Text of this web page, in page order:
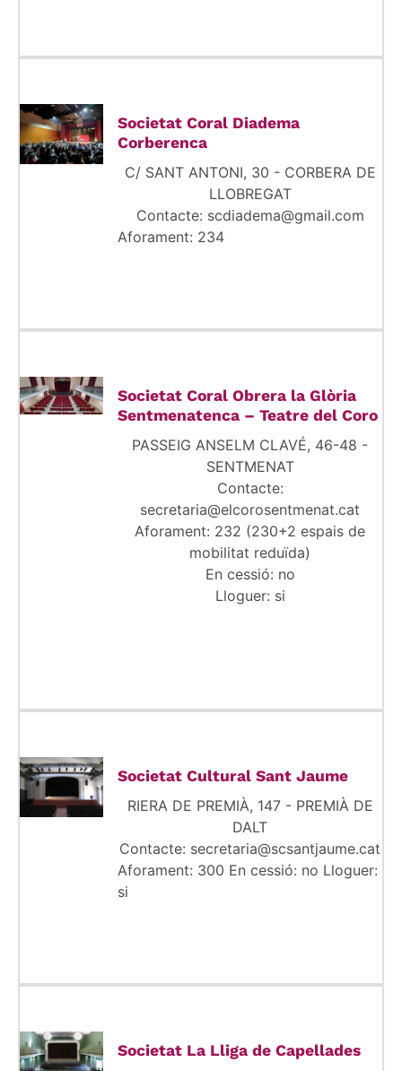
Societat Coral Diadema
Corberenca
C/ SANT ANTONI, 30 - CORBERA DE
LLOBREGAT
Contacte: scdiadema@gmail.com
Aforament: 234
Societat Coral Obrera la Glòria
Sentmenatenca – Teatre del Coro
PASSEIG ANSELM CLAVÉ, 46-48 -
SENTMENAT
Contacte:
secretaria@elcorosentmenat.cat
Aforament: 232 (230+2 espais de
mobilitat reduïda)
En cessió: no
Lloguer: si
Societat Cultural Sant Jaume
RIERA DE PREMIÀ, 147 - PREMIÀ DE
DALT
Contacte: secretaria@scsantjaume.cat
Aforament: 300 En cessió: no Lloguer:
si
Societat La Lliga de Capellades